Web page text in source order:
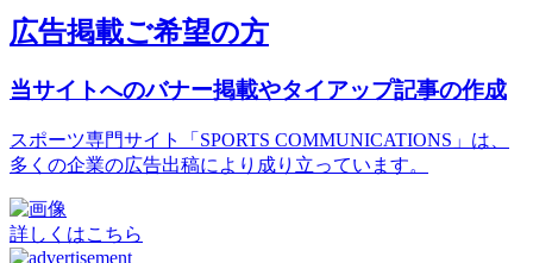
広告掲載ご希望の方
当サイトへのバナー掲載やタイアップ記事の作成
スポーツ専門サイト「SPORTS COMMUNICATIONS」は、
多くの企業の広告出稿により成り立っています。
詳しくはこちら